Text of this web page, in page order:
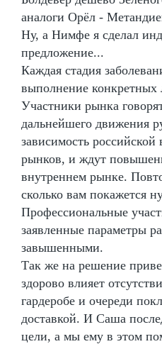
аналоги Орёл -
Ну, а Нимфе я сделал
предложение...
Каждая стадия
выполнение конкретных
Участники рынка
дальнейшего движения
зависимость
рынков, и ждут
внутреннем рынке.
сколько вам покажется
Профессиональные
заявленные параметры
завышенными.
Так же на решение
здорово влияет
гардеробе и очереди
доставкой. И Саша
цели, а мы ему в этом